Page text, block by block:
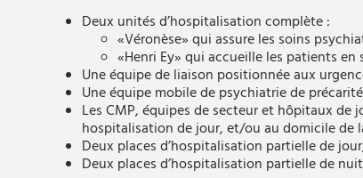
Deux unités d’hospitalisation complète :
«Véronèse» qui assure les soins
«Henri Ey» qui accueille les patients
Une équipe de liaison positionnée aux
Une équipe mobile de psychiatrie de
Les CMP, équipes de secteur et hôpitaux
hospitalisation de jour, et/ou au domicile de
Deux places d’hospitalisation partielle de
Deux places d’hospitalisation partielle de